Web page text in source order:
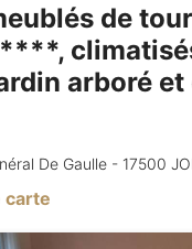
de
arboré
De Gaulle - 17500
carte